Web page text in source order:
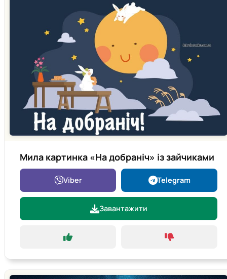
Мила картинка «На добраніч» із зайчиками
Viber Telegram
Завантажити